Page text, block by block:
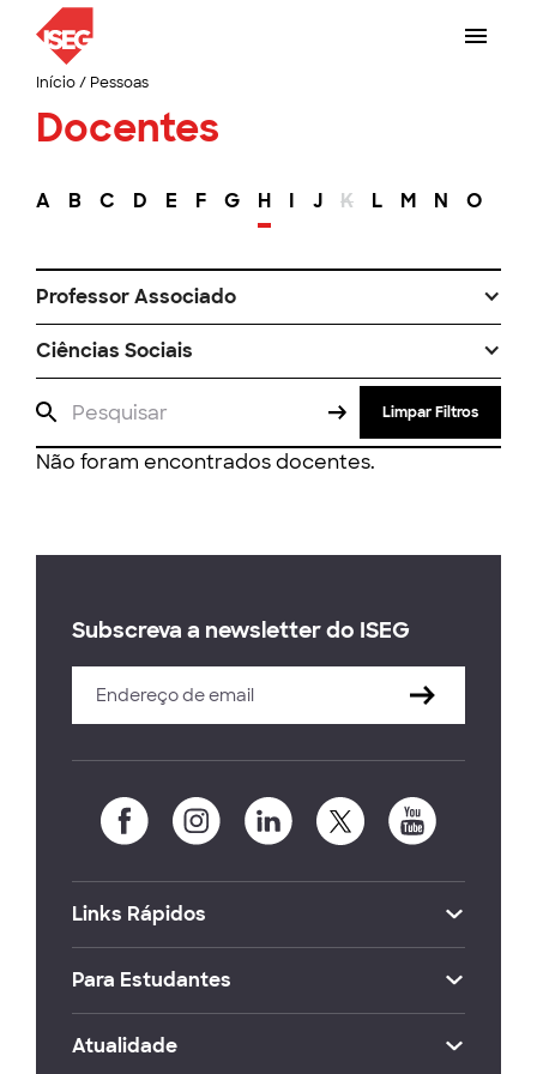
Início/ Pessoas
Docentes
A B C D E F G H I J K L M N O
Professor Associado
Ciências Sociais
Limpar Filtros
Não foram encontrados docentes.
Subscreva a newsletter do ISEG
Links Rápidos
Para Estudantes
Atualidade